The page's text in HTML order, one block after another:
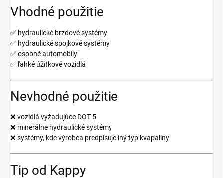
Vhodné použitie
✅ hydraulické brzdové systémy
✅ hydraulické spojkové systémy
✅ osobné automobily
✅ ľahké úžitkové vozidlá
Nevhodné použitie
❌ vozidlá vyžadujúce DOT 5
❌ minerálne hydraulické systémy
❌ systémy, kde výrobca predpisuje iný typ kvapaliny
Tip od Kappy